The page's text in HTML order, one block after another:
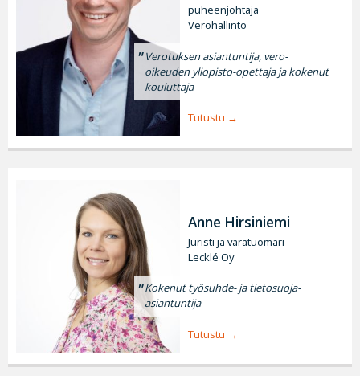
puheenjohtaja
Verohallinto
Verotuksen asiantuntija, vero-
oikeuden yliopisto-opettaja ja kokenut
kouluttaja
Tutustu
Anne Hirsiniemi
Juristi ja varatuomari
Lecklé Oy
Kokenut työsuhde- ja tietosuoja-
asiantuntija
Tutustu